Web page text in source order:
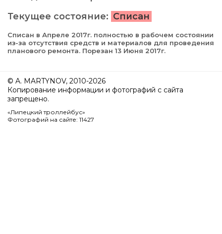
Текущее состояние: Списан
Списан в Апреле 2017г. полностью в рабочем состоянии
из-за отсутствия средств и материалов для проведения
планового ремонта. Порезан 13 Июня 2017г.
© A. MARTYNOV, 2010-2026
Копирование информации и фотографий с сайта
запрещено.
«Липецкий троллейбус»
Фотографий на сайте: 11427